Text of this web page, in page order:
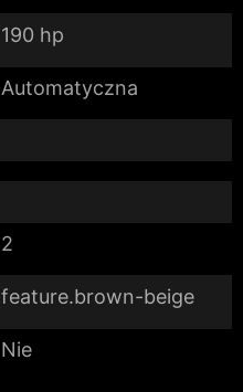
190 hp
Automatyczna
2
feature.brown-beige
Nie